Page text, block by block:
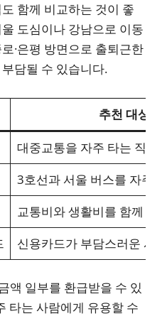
함께 비교하는 것이 좋
도심이나 강남으로 이동
·은평 방면으로 출퇴근한
담될 수 있습니다.
추천 대상
대중교통을 자주 타는 직장
3호선과 서울 버스를 자주
교통비와 생활비를 함께 관
신용카드가 부담스러운 사람
액 일부를 환급받을 수 있
타는 사람에게 유용할 수